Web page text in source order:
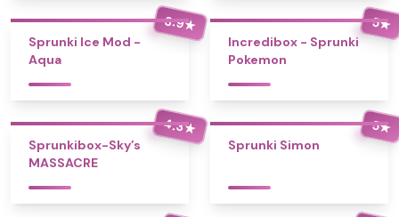
3.9★
Sprunki Ice Mod -
Aqua
5★
Incredibox - Sprunki
Pokemon
4.3★
Sprunkibox-Sky’s
MASSACRE
5★
Sprunki Simon